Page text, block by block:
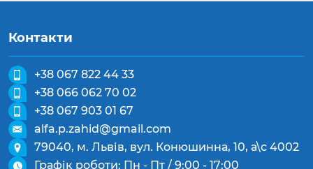
Контакти
+38 067 822 44 33
+38 066 062 70 02
+38 067 903 01 67
alfa.p.zahid@gmail.com
79040, м. Львів, вул. Конюшинна, 10, а\с 4002
Графік роботи: Пн - Пт / 9:00 - 17:00